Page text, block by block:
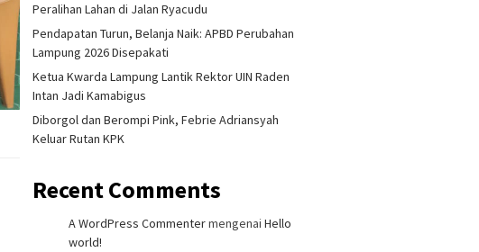
Peralihan Lahan di Jalan Ryacudu
Pendapatan Turun, Belanja Naik: APBD Perubahan
Lampung 2026 Disepakati
Ketua Kwarda Lampung Lantik Rektor UIN Raden
Intan Jadi Kamabigus
Diborgol dan Berompi Pink, Febrie Adriansyah
Keluar Rutan KPK
Recent Comments
A WordPress CommentermengenaiHello
world!